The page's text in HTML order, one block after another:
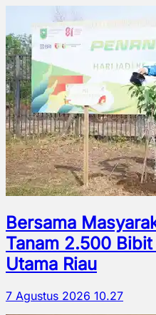
Bersama
Tanam 2.500
Utama Riau
7 Agustus 2026 10.27